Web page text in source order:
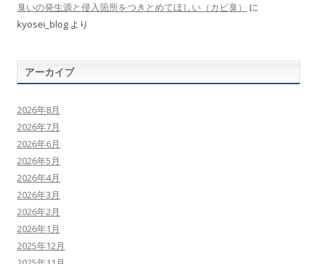
臭いの発生源と侵入箇所をつきとめてほしい（カビ臭）
に
kyosei_blog より
アーカイブ
2026年8月
2026年7月
2026年6月
2026年5月
2026年4月
2026年3月
2026年2月
2026年1月
2025年12月